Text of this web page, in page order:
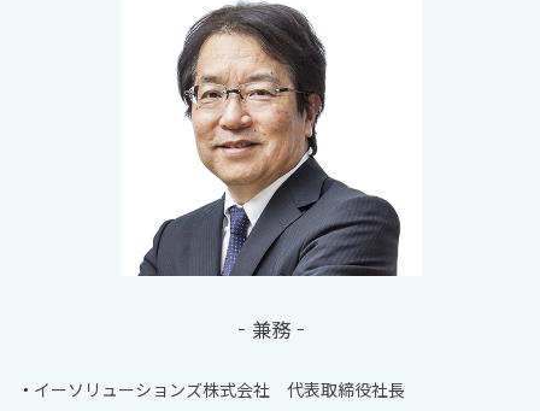
兼務
イーソリューションズ株式会社 代表取締役社長